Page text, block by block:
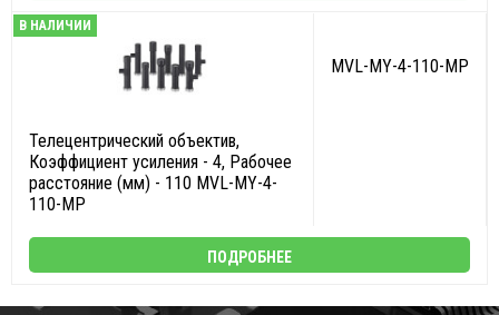
В НАЛИЧИИ
MVL-MY-4-110-MP
Телецентрический объектив,
Коэффициент усиления - 4, Рабочее
расстояние (мм) - 110 MVL-MY-4-
110-MP
ПОДРОБНЕЕ